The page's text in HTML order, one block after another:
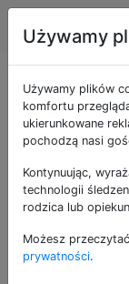
/
18
Używamy
Używamy plików
komfortu
ukierunkowane
pochodzą nasi
Kontynuując,
technologii
rodzica lub
Możesz
prywatności.